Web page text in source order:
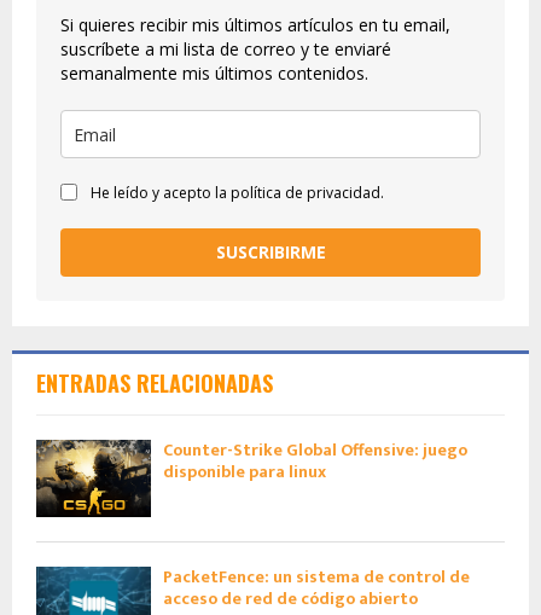
Si quieres recibir mis últimos artículos en tu email,
suscríbete a mi lista de correo y te enviaré
semanalmente mis últimos contenidos.
He leído y acepto la política de privacidad.
SUSCRIBIRME
ENTRADAS RELACIONADAS
Counter-Strike Global Offensive: juego
disponible para linux
PacketFence: un sistema de control de
acceso de red de código abierto